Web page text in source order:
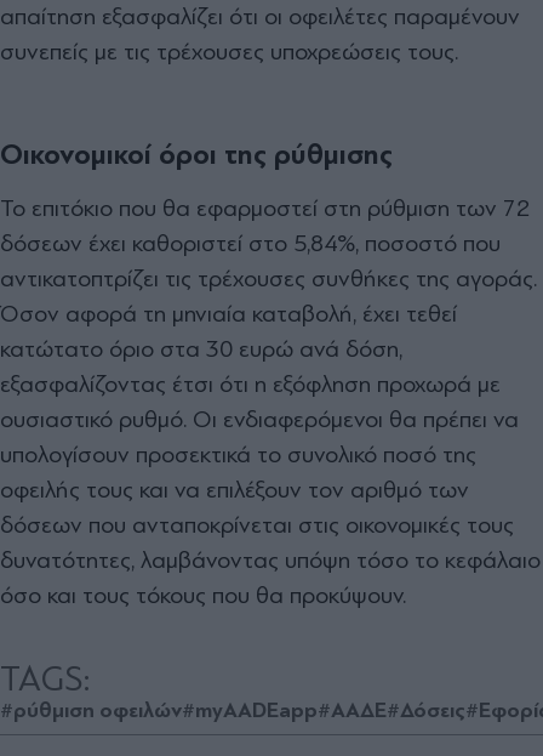
απαίτηση εξασφαλίζει ότι οι οφειλέτες παραμένουν
συνεπείς με τις τρέχουσες υποχρεώσεις τους.
Οικονομικοί όροι της ρύθμισης
Το επιτόκιο που θα εφαρμοστεί στη ρύθμιση των 72
δόσεων έχει καθοριστεί στο 5,84%, ποσοστό που
αντικατοπτρίζει τις τρέχουσες συνθήκες της αγοράς.
Όσον αφορά τη μηνιαία καταβολή, έχει τεθεί
κατώτατο όριο στα 30 ευρώ ανά δόση,
εξασφαλίζοντας έτσι ότι η εξόφληση προχωρά με
ουσιαστικό ρυθμό. Οι ενδιαφερόμενοι θα πρέπει να
υπολογίσουν προσεκτικά το συνολικό ποσό της
οφειλής τους και να επιλέξουν τον αριθμό των
δόσεων που ανταποκρίνεται στις οικονομικές τους
δυνατότητες, λαμβάνοντας υπόψη τόσο το κεφάλαιο
όσο και τους τόκους που θα προκύψουν.
TAGS:
#ρύθμιση οφειλών#myAADEapp#ΑΑΔΕ#Δόσεις